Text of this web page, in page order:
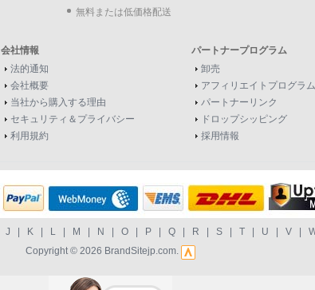
無料または低価格配送
会社情報
法的通知
会社概要
当社から購入する理由
セキュリティ＆プライバシー
利用規約
パートナープログラム
卸売
アフィリエイトプログラム
パートナーリンク
ドロップシッピング
採用情報
J K L M N O P Q R S T U V
Copyright © 2026 BrandSitejp.com.